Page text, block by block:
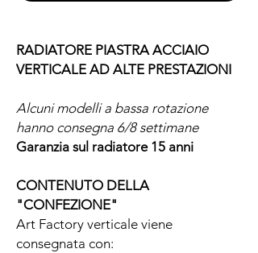
RADIATORE PIASTRA ACCIAIO
VERTICALE AD ALTE PRESTAZIONI
Alcuni modelli a bassa rotazione
hanno consegna 6/8 settimane
Garanzia sul radiatore 15 anni
CONTENUTO DELLA
"CONFEZIONE"
Art Factory verticale viene
consegnata con: